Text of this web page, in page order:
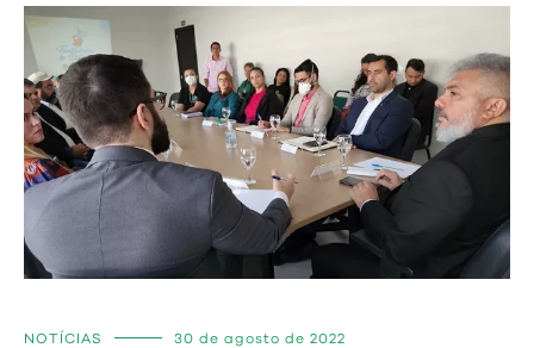
NOTÍCIAS 30 de agosto de 2022